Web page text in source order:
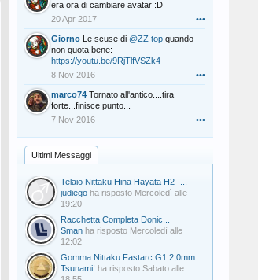
era ora di cambiare avatar :D
20 Apr 2017
•••
Giorno Le scuse di @ZZ top quando
non quota bene:
https://youtu.be/9RjTlfVSZk4
8 Nov 2016
•••
marco74 Tornato all'antico....tira
forte...finisce punto...
7 Nov 2016
•••
Ultimi Messaggi
Telaio Nittaku Hina Hayata H2 -...
judiego ha risposto Mercoledì alle
19:20
Racchetta Completa Donic...
Sman ha risposto Mercoledì alle
12:02
Gomma Nittaku Fastarc G1 2,0mm...
Tsunami! ha risposto Sabato alle